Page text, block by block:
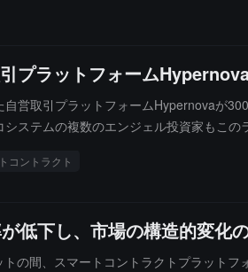
し、整数オーバーフローの脆弱性を持
プラットフォーム
営取引プラットフォームHypernovaが
ステムの複数のエンジェル投資家もこ
ットフォームは現在、クローズドアル
コントラクト
低下し、市場の構造的変化
の間、スマートコントラクトプラット